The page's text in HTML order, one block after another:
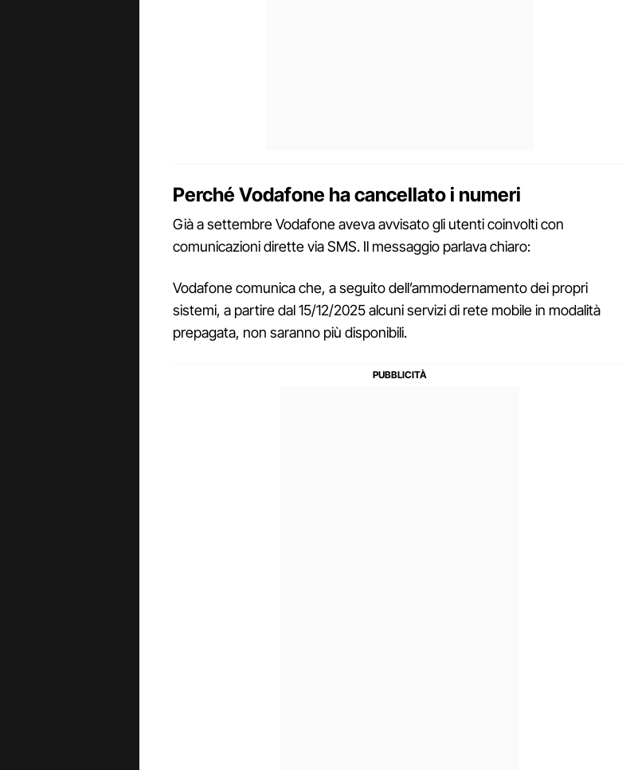
Perché Vodafone ha cancellato i numeri
Già a settembre Vodafone aveva avvisato gli utenti coinvolti con
comunicazioni dirette via SMS. Il messaggio parlava chiaro:
Vodafone comunica che, a seguito dell’ammodernamento dei propri
sistemi, a partire dal 15/12/2025 alcuni servizi di rete mobile in modalità
prepagata, non saranno più disponibili.